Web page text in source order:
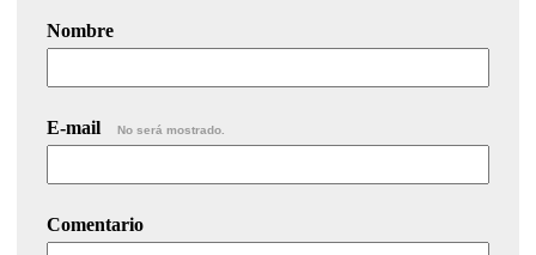
Nombre
E-mail No será mostrado.
Comentario